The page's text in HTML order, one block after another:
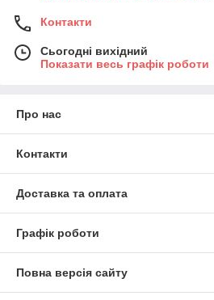
Контакти
Сьогодні вихідний
Показати весь графік роботи
Про нас
Контакти
Доставка та оплата
Графік роботи
Повна версія сайту